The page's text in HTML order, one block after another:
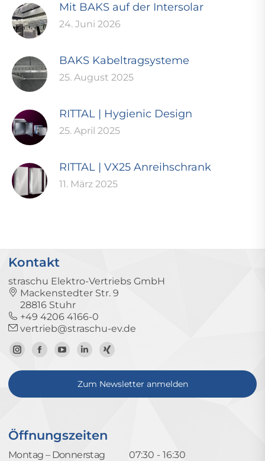
Mit BAKS auf der Intersolar
24. Juni 2026
BAKS Kabeltragsysteme
25. August 2025
RITTAL | Hygienic Design
25. April 2025
RITTAL | VX25 Anreihschrank
11. März 2025
Kontakt
straschu Elektro-Vertriebs GmbH
Mackenstedter Str. 9
28816 Stuhr
+49 4206 4166-0
vertrieb@straschu-ev.de
Zum
Instagram-
Zur
Facebook-
Zum
YouTube-
Kanal
Zum
LinkedIn-
Profil
Zum
Xing-
Profil
Zum Newsletter anmelden
Öffnungszeiten
Montag – Donnerstag
07:30 - 16:30